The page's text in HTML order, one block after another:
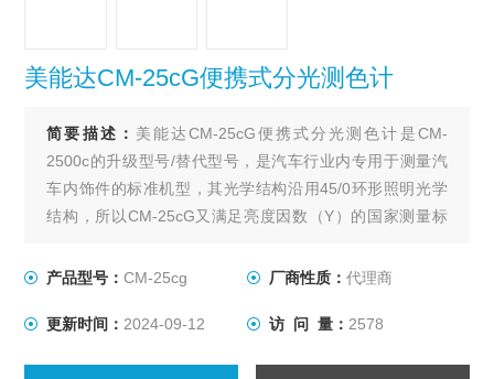
美能达CM-25cG便携式分光测色计
简要描述： 美能达CM-25cG便携式分光测色计是CM-
2500c的升级型号/替代型号，是汽车行业内专用于测量汽
车内饰件的标准机型，其光学结构沿用45/0环形照明光学
结构，所以CM-25cG又满足亮度因数（Y）的国家测量标
度因数。
产品型号：CM-25cg 厂商性质： 代理商
更新时间： 2024-09-12 访 问 量： 2578